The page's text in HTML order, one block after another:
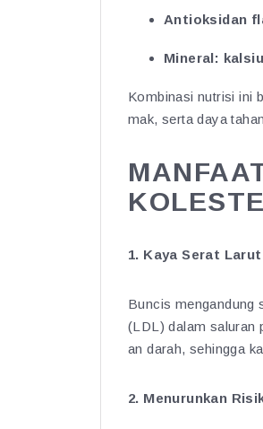
Antioksidan
Mineral:
Kombinasi nutrisi ini
mak, serta daya
1. Kaya Serat
Buncis mengandung
(LDL) dalam saluran
an darah, sehingga
2. Menurunkan